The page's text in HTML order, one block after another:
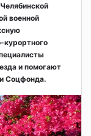
военной
и помогают
Соцфонда.